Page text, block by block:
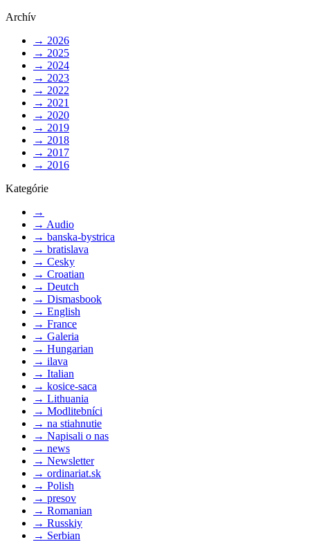
Archív
→ 2026
→ 2025
→ 2024
→ 2023
→ 2022
→ 2021
→ 2020
→ 2019
→ 2018
→ 2017
→ 2016
Kategórie
→
→ Audio
→ banska-bystrica
→ bratislava
→ Cesky
→ Croatian
→ Deutch
→ Dismasbook
→ English
→ France
→ Galeria
→ Hungarian
→ ilava
→ Italian
→ kosice-saca
→ Lithuania
→ Modlitebníci
→ na stiahnutie
→ Napisali o nas
→ news
→ Newsletter
→ ordinariat.sk
→ Polish
→ presov
→ Romanian
→ Russkiy
→ Serbian